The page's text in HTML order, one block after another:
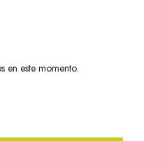
en este momento.